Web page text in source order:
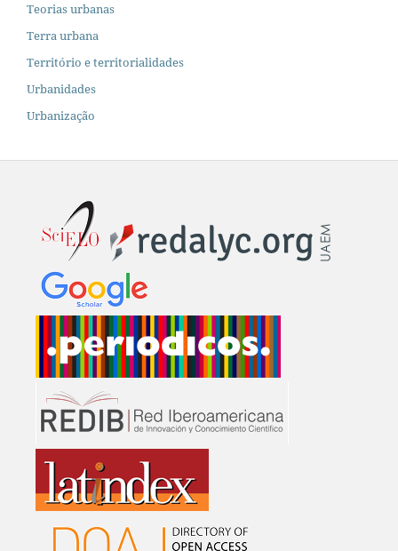
Teorias urbanas
Terra urbana
Território e territorialidades
Urbanidades
Urbanização